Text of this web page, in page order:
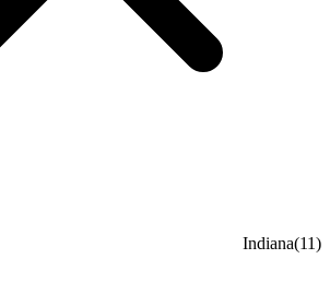
Indiana(11)